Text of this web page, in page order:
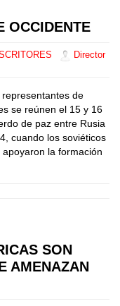
OCCIDENTE
Director
de
se reúnen el 15 y 16
de paz entre Rusia
cuando los soviéticos
la formación
SON
AMENAZAN